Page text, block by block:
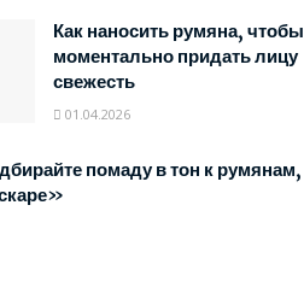
Как наносить румяна, чтобы
моментально придать лицу
свежесть
01.04.2026
помаду в тон к румянам,